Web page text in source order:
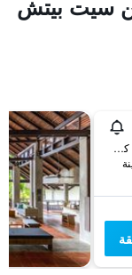
سيت بيتش
155 Moo 2, Nong Thale, كرابي, تايلاند